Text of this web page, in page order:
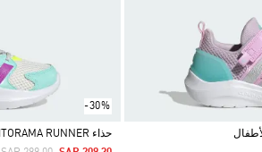
-30%
حذاء LIGHTORAMA RUNNER للأطفال